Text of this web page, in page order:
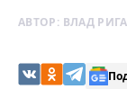
АВТОР: ВЛАД РИГА